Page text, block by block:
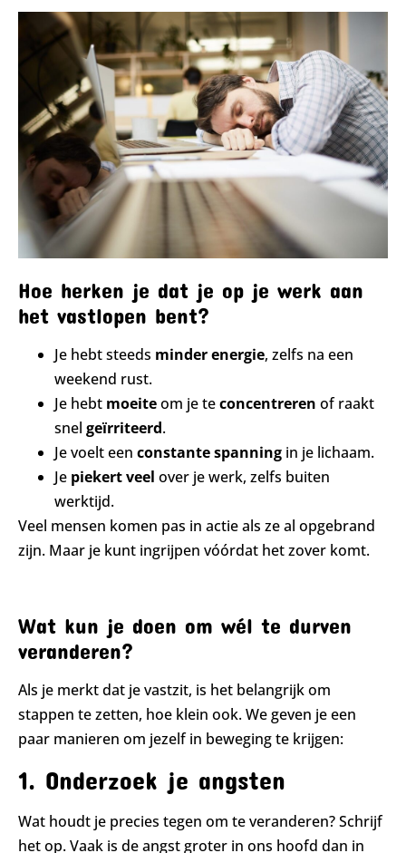
Hoe herken je dat je op je werk aan
het vastlopen bent?
Je hebt steeds minder energie, zelfs na een
weekend rust.
Je hebt moeiteom je teconcentreren of raakt
snel geïrriteerd.
Je voelt een constante spanning in je lichaam.
Je piekertveel over je werk, zelfs buiten
werktijd.
Veel mensen komen pas in actie als ze al opgebrand
zijn. Maar je kunt ingrijpen vóórdat het zover komt.
Wat kun je doen om wél te durven
veranderen?
Als je merkt dat je vastzit, is het belangrijk om
stappen te zetten, hoe klein ook. We geven je een
paar manieren om jezelf in beweging te krijgen:
1. Onderzoek je angsten
Wat houdt je precies tegen om te veranderen? Schrijf
het op. Vaak is de angst groter in ons hoofd dan in